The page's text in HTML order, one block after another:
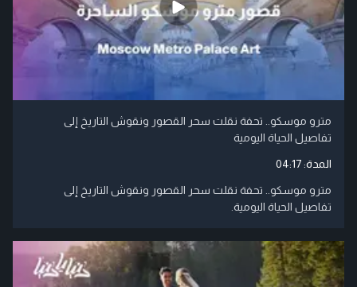
مترو موسكو.. تحفة نقلت سحر القصور ونقوش التاريخ إلى
تفاصيل الحياة اليومية
المدة:04:17
مترو موسكو.. تحفة نقلت سحر القصور ونقوش التاريخ إلى
تفاصيل الحياة اليومية.